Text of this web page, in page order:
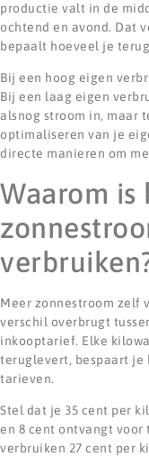
productie valt in de
ochtend en avond. Dat
bepaalt hoeveel je
Bij een hoog eigen
Bij een laag eigen
alsnog stroom in, maar
optimaliseren van je
directe manieren om
Waarom is
Meer zonnestroom zelf
verschil overbrugt
inkooptarief. Elke
teruglevert, bespaart je
tarieven.
Stel dat je 35 cent per
en 8 cent ontvangt
verbruiken 27 cent per